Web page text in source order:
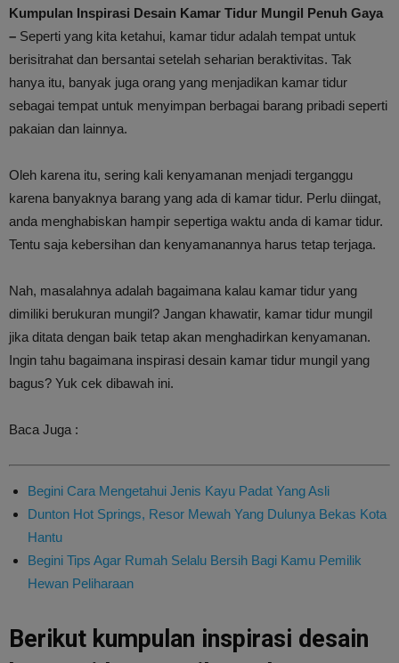
Kumpulan Inspirasi Desain Kamar Tidur Mungil Penuh Gaya
– Seperti yang kita ketahui, kamar tidur adalah tempat untuk
berisitrahat dan bersantai setelah seharian beraktivitas. Tak
hanya itu, banyak juga orang yang menjadikan kamar tidur
sebagai tempat untuk menyimpan berbagai barang pribadi seperti
pakaian dan lainnya.
Oleh karena itu, sering kali kenyamanan menjadi terganggu
karena banyaknya barang yang ada di kamar tidur. Perlu diingat,
anda menghabiskan hampir sepertiga waktu anda di kamar tidur.
Tentu saja kebersihan dan kenyamanannya harus tetap terjaga.
Nah, masalahnya adalah bagaimana kalau kamar tidur yang
dimiliki berukuran mungil? Jangan khawatir, kamar tidur mungil
jika ditata dengan baik tetap akan menghadirkan kenyamanan.
Ingin tahu bagaimana inspirasi desain kamar tidur mungil yang
bagus? Yuk cek dibawah ini.
Baca Juga :
Begini Cara Mengetahui Jenis Kayu Padat Yang Asli
Dunton Hot Springs, Resor Mewah Yang Dulunya Bekas Kota
Hantu
Begini Tips Agar Rumah Selalu Bersih Bagi Kamu Pemilik
Hewan Peliharaan
Berikut kumpulan inspirasi desain